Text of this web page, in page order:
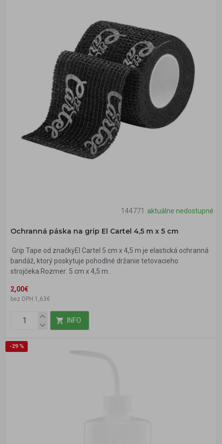
144771 aktuálne nedostupné
Ochranná páska na grip El Cartel 4,5 m x 5 cm
Grip Tape od značkyEl Cartel 5 cm x 4,5 m je elastická ochranná
bandáž, ktorý poskytuje pohodlné držanie tetovacieho
strojčeka.Rozmer: 5 cm x 4,5 m..
2,00€
bez DPH:1,63€
INFO
-29 %